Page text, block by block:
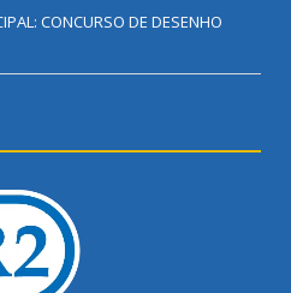
CONCURSO DE DESENHO